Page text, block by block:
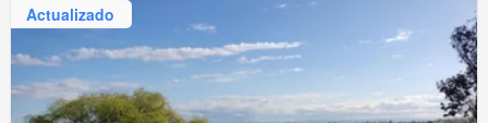
Actualizado